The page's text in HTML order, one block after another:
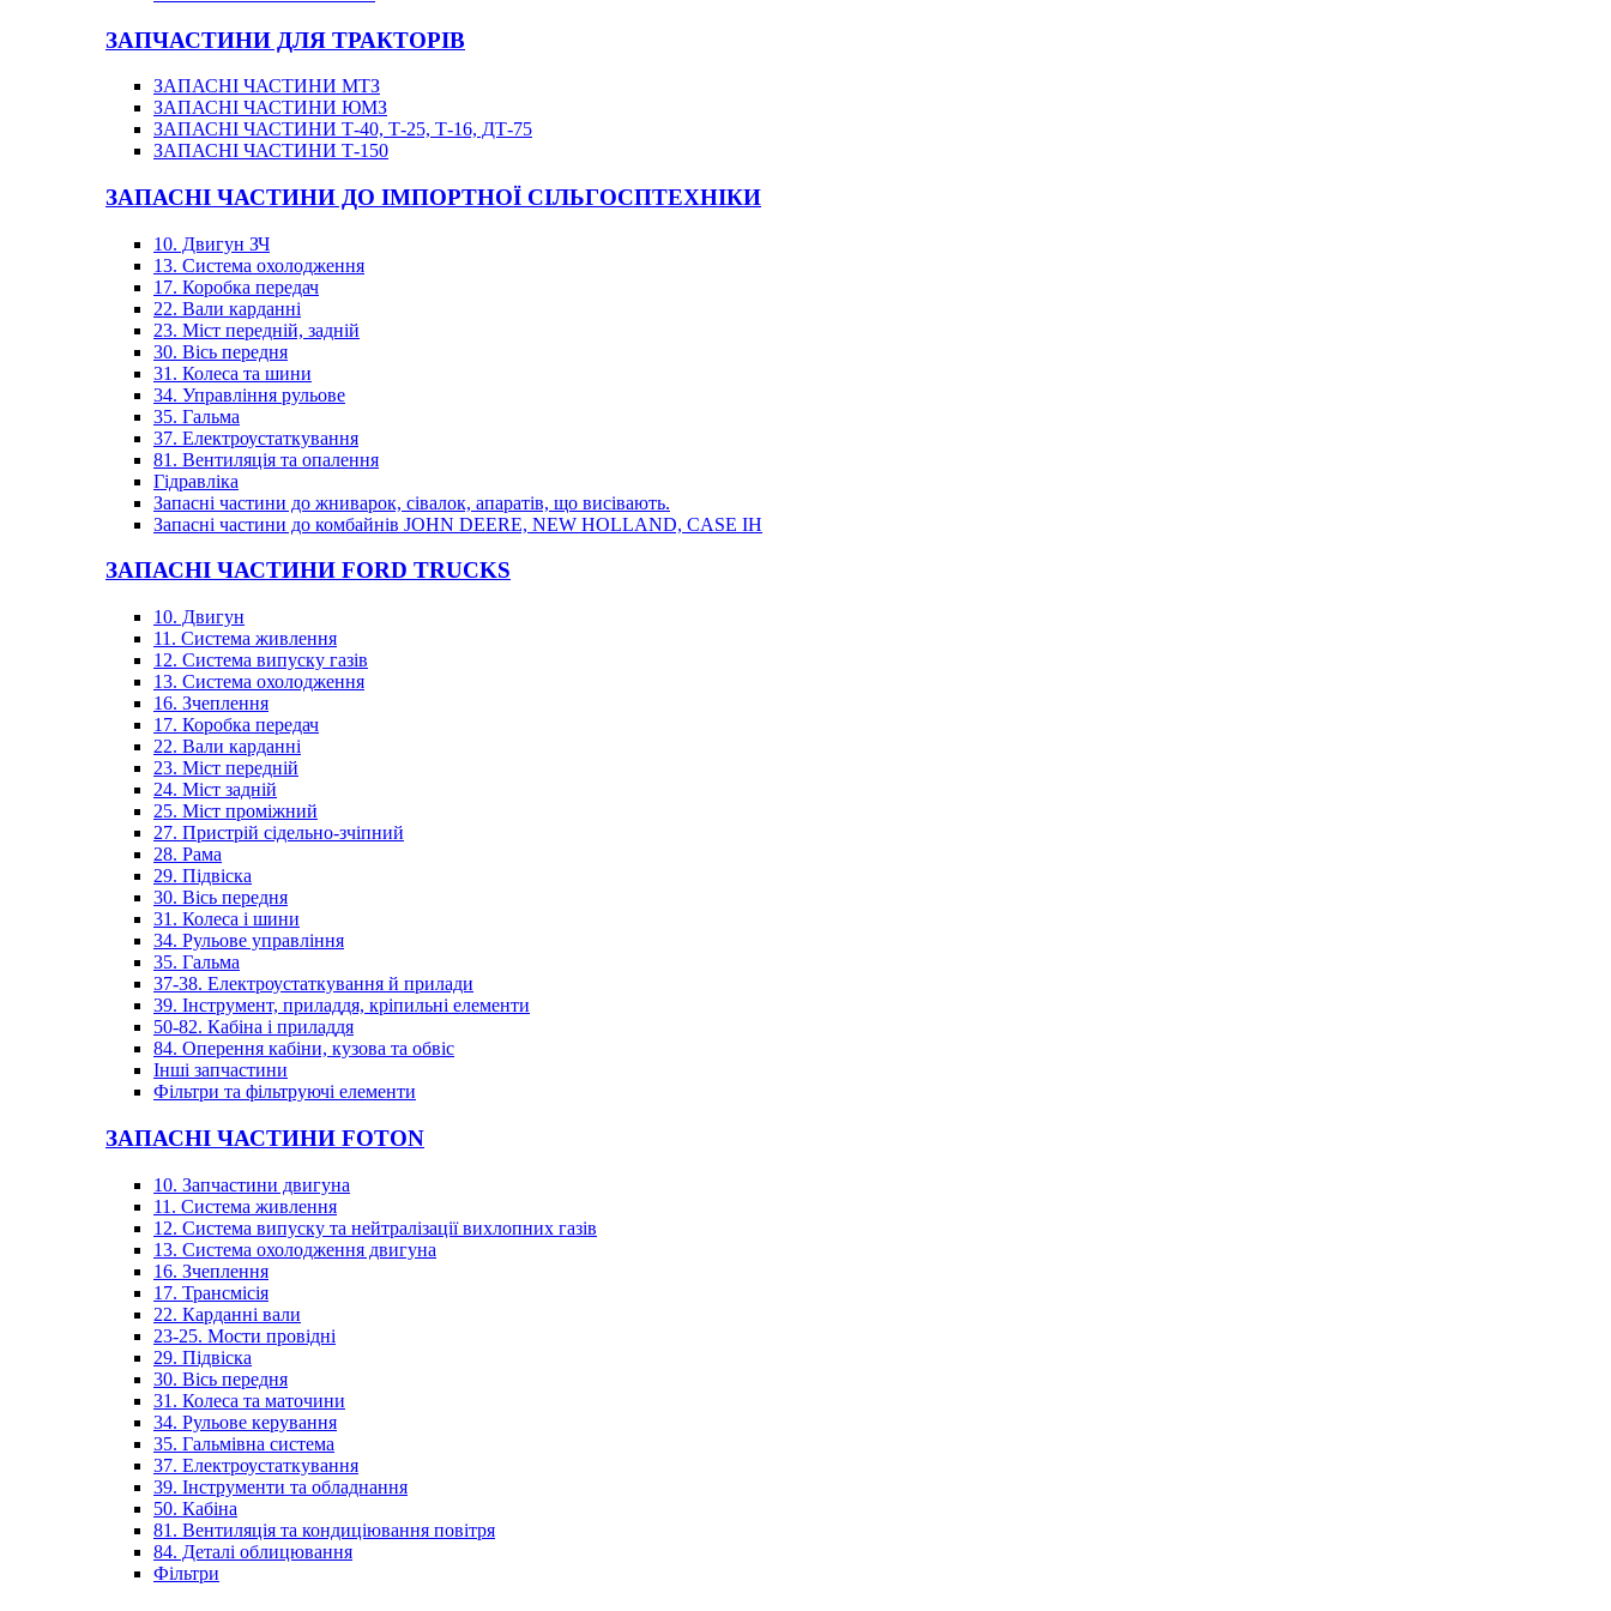
ЗАПЧАСТИНИ ДЛЯ ТРАКТОРІВ
ЗАПАСНІ ЧАСТИНИ МТЗ
ЗАПАСНІ ЧАСТИНИ ЮМЗ
ЗАПАСНІ ЧАСТИНИ Т-40, Т-25, Т-16, ДТ-75
ЗАПАСНІ ЧАСТИНИ Т-150
ЗАПАСНІ ЧАСТИНИ ДО ІМПОРТНОЇ СІЛЬГОСПТЕХНІКИ
10. Двигун ЗЧ
13. Система охолодження
17. Коробка передач
22. Вали карданні
23. Міст передній, задній
30. Вісь передня
31. Колеса та шини
34. Управління рульове
35. Гальма
37. Електроустаткування
81. Вентиляція та опалення
Гідравліка
Запасні частини до жниварок, сівалок, апаратів, що висівають.
Запасні частини до комбайнів JOHN DEERE, NEW HOLLAND, CASE IH
ЗАПАСНІ ЧАСТИНИ FORD TRUCKS
10. Двигун
11. Система живлення
12. Система випуску газів
13. Система охолодження
16. Зчеплення
17. Коробка передач
22. Вали карданні
23. Міст передній
24. Міст задній
25. Міст проміжний
27. Пристрій сідельно-зчіпний
28. Рама
29. Підвіска
30. Вісь передня
31. Колеса і шини
34. Рульове управління
35. Гальма
37-38. Електроустаткування й прилади
39. Інструмент, приладдя, кріпильні елементи
50-82. Кабіна і приладдя
84. Оперення кабіни, кузова та обвіс
Інші запчастини
Фільтри та фільтруючі елементи
ЗАПАСНІ ЧАСТИНИ FOTON
10. Запчастини двигуна
11. Система живлення
12. Система випуску та нейтралізації вихлопних газів
13. Система охолодження двигуна
16. Зчеплення
17. Трансмісія
22. Карданні вали
23-25. Мости провідні
29. Підвіска
30. Вісь передня
31. Колеса та маточини
34. Рульове керування
35. Гальмівна система
37. Електроустаткування
39. Інструменти та обладнання
50. Кабіна
81. Вентиляція та кондиціювання повітря
84. Деталі облицювання
Фільтри